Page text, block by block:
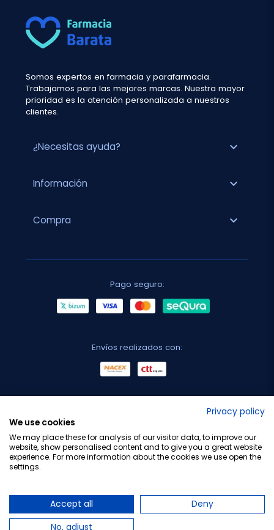
Somos expertos en farmacia y parafarmacia.
Trabajamos para las mejores marcas. Nuestra mayor
prioridad es la atención personalizada a nuestros
clientes.
¿Necesitas ayuda? expand_more
Información expand_more
Compra expand_more
Pago seguro:
Envíos realizados con:
Privacy policy
We use cookies
We may place these for analysis of our visitor data, to improve our
website, show personalised content and to give you a great website
experience. For more information about the cookies we use open the
settings.
Accept all
Deny
No, adjust